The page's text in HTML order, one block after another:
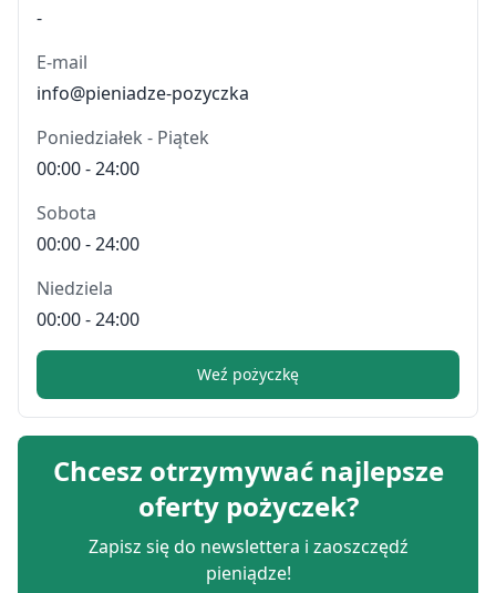
-
E-mail
info@pieniadze-pozyczka
Poniedziałek - Piątek
00:00 - 24:00
Sobota
00:00 - 24:00
Niedziela
00:00 - 24:00
Weź pożyczkę
Chcesz otrzymywać najlepsze
oferty pożyczek?
Zapisz się do newslettera i zaoszczędź
pieniądze!